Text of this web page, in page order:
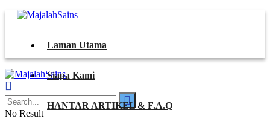
Laman Utama
Siapa Kami
HANTAR ARTIKEL & F.A.Q
No Result